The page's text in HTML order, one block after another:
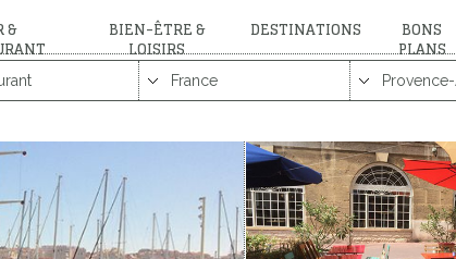
& BIEN-ÊTRE &
LOISIRS
DESTINATIONS BONS
PLANS